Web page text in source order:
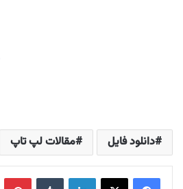
دانلود فایل مقالات لپ تاپ
لینکدین